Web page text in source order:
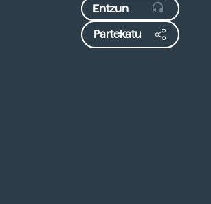
Partekatu